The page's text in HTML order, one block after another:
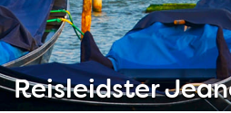
Reisleidster